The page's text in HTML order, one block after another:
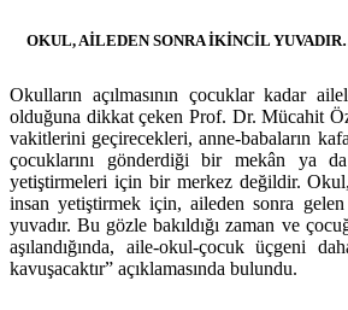
OKUL, AİLEDEN SONRA İKİNCİL
Okulların açılmasının çocuklar kadar
olduğuna dikkat çeken Prof. Dr. Mücahit
vakitlerini geçirecekleri, anne-babaların
çocuklarını gönderdiği bir mekân ya
yetiştirmeleri için bir merkez değildir.
insan yetiştirmek için, aileden sonra
yuvadır. Bu gözle bakıldığı zaman ve
aşılandığında, aile-okul-çocuk üçgeni
kavuşacaktır” açıklamasında bulundu.